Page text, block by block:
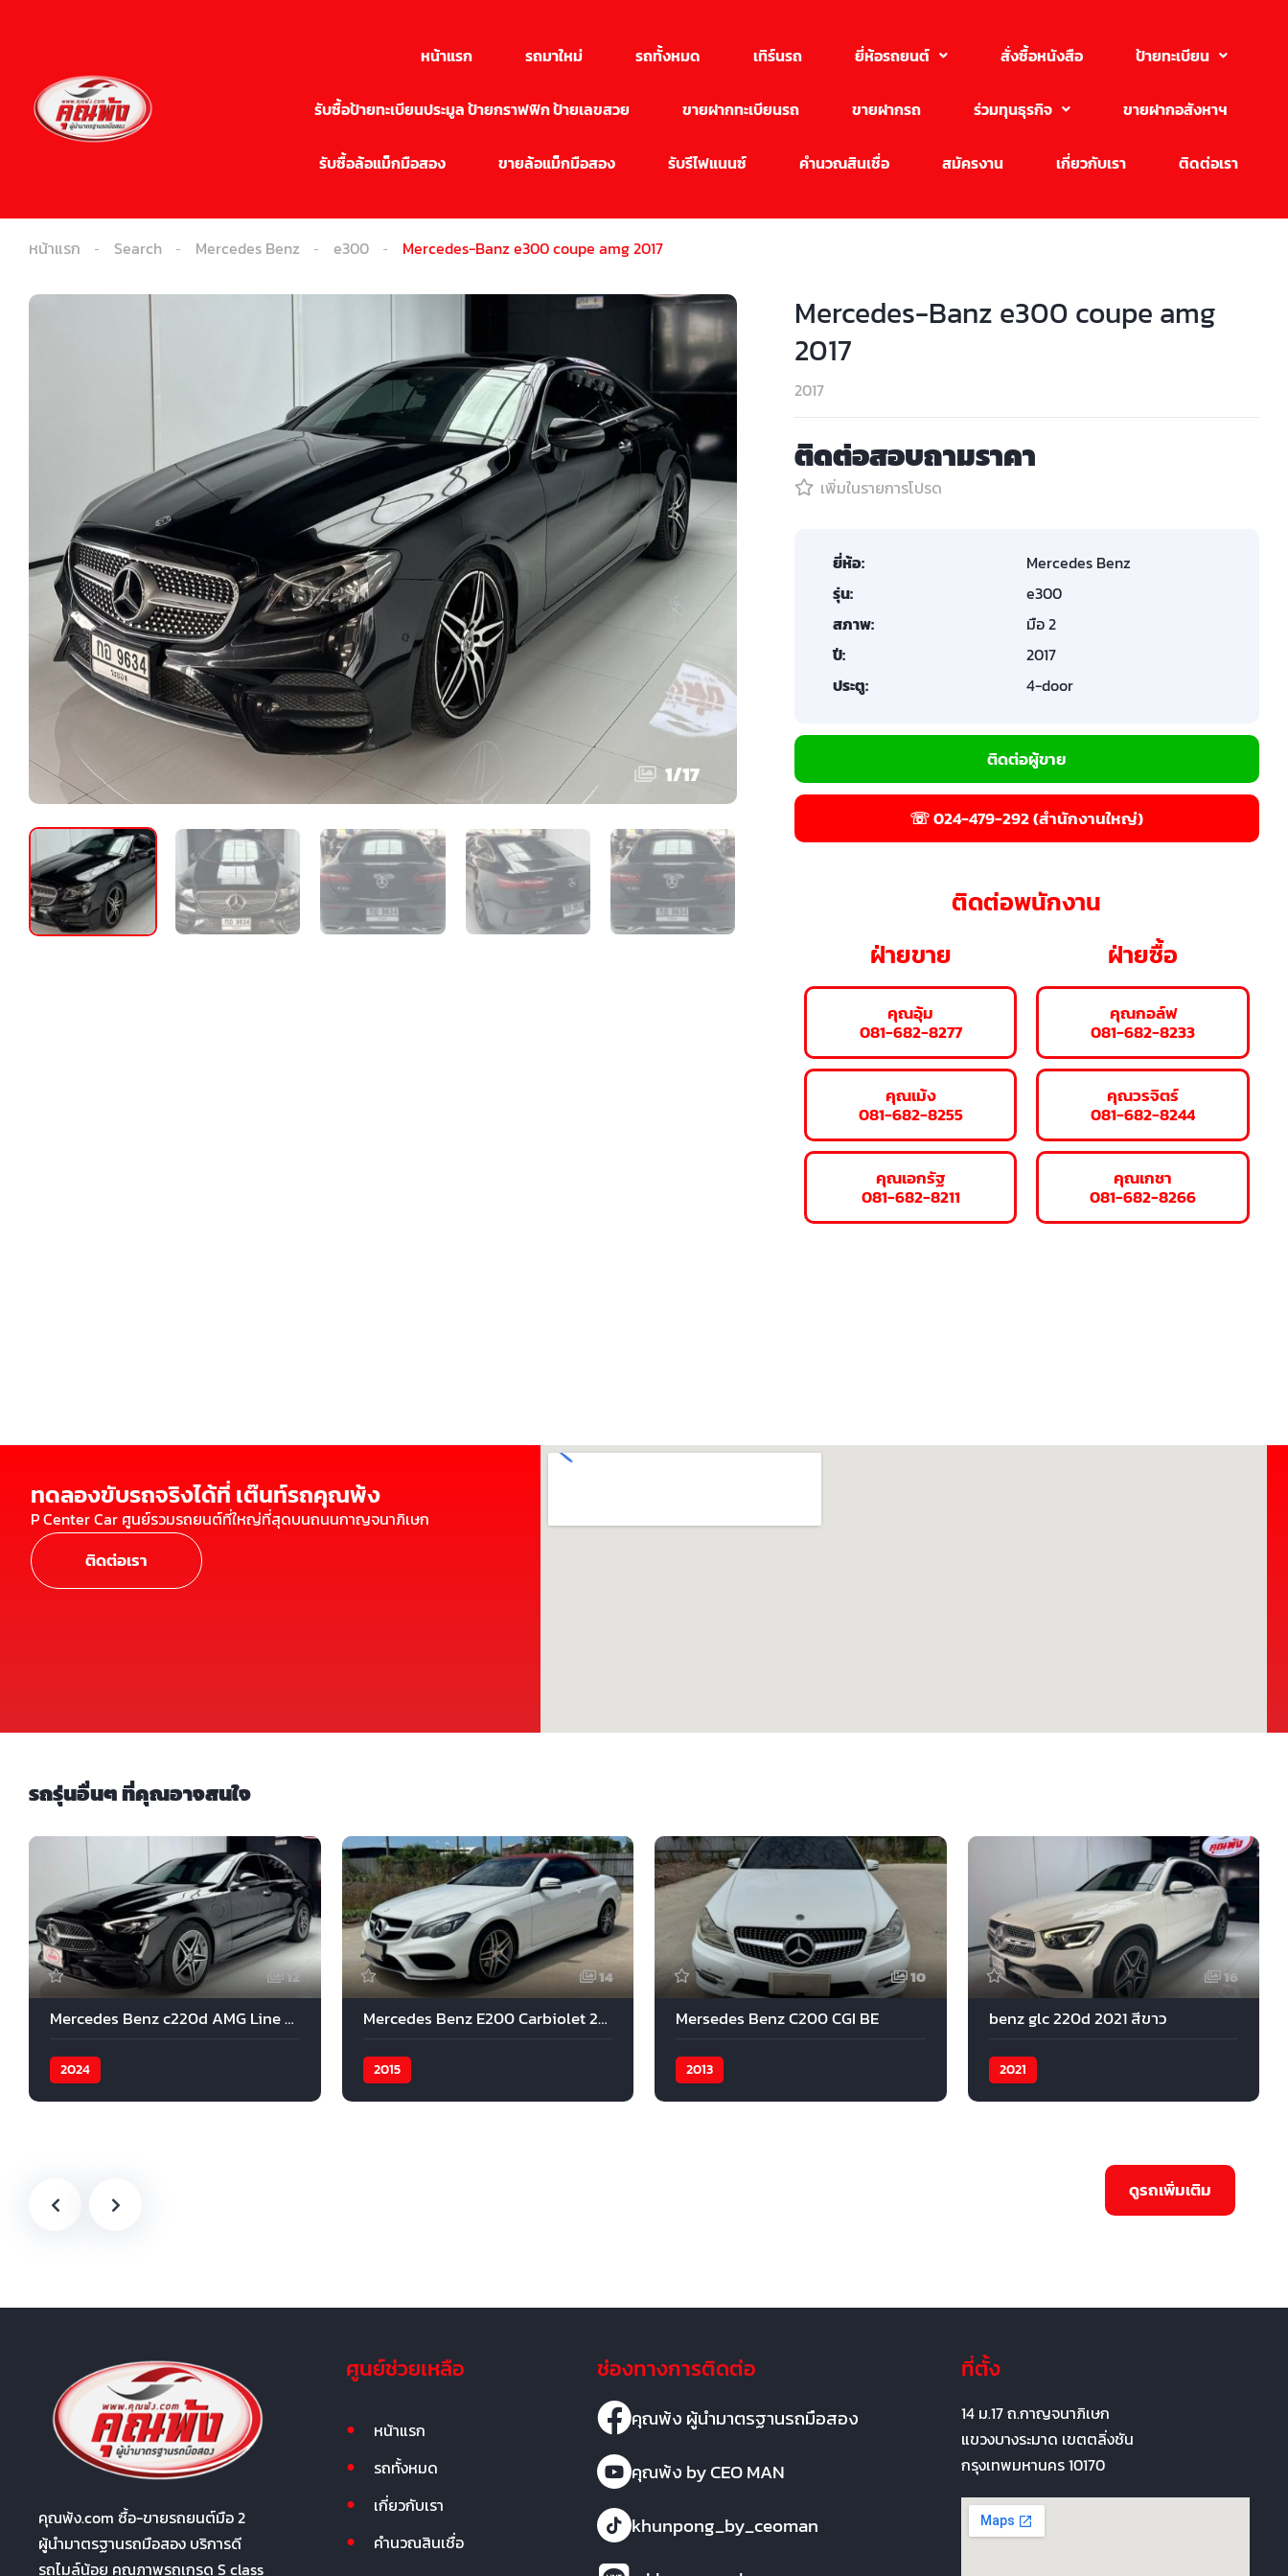
หน้าแรก รถมาใหม่ รถทั้งหมด เทิร์นรถ ยี่ห้อรถยนต์ สั่งซื้อหนังสือ ป้ายทะเบียน
รับซื้อป้ายทะเบียนประมูล ป้ายกราฟฟิก ป้ายเลขสวย ขายฝากทะเบียนรถ ขายฝากรถ ร่วมทุนธุรกิจ ขายฝากอสังหาฯ
รับซื้อล้อแม็กมือสอง ขายล้อแม็กมือสอง รับรีไฟแนนซ์ คำนวณสินเชื่อ สมัครงาน เกี่ยวกับเรา ติดต่อเรา
หน้าแรก Search Mercedes Benz e300 Mercedes-Banz e300 coupe amg 2017
1/17
Mercedes-Banz e300 coupe amg
2017
2017
ติดต่อสอบถามราคา
เพิ่มในรายการโปรด
ยี่ห้อ:
Mercedes Benz
รุ่น:
e300
สภาพ:
มือ 2
ปี:
2017
ประตู:
4-door
ติดต่อผู้ขาย
☏ 024-479-292 (สำนักงานใหญ่)
ติดต่อพนักงาน
ฝ่ายขาย
คุณอุ้ม
081-682-8277
คุณเม้ง
081-682-8255
คุณเอกรัฐ
081-682-8211
ฝ่ายซื้อ
คุณกอล์ฟ
081-682-8233
คุณวรจิตร์
081-682-8244
คุณเกชา
081-682-8266
ทดลองขับรถจริงได้ที่ เต๊นท์รถคุณพ้ง
P Center Car ศูนย์รวมรถยนต์ที่ใหญ่ที่สุดบนถนนกาญจนาภิเษก
ติดต่อเรา
รถรุ่นอื่นๆ ที่คุณอาจสนใจ
12
Mercedes Benz c220d AMG Line 2024
2024
14
Mercedes Benz E200 Carbiolet 2015
2015
10
Mersedes Benz C200 CGI BE
2013
16
benz glc 220d 2021 สีขาว
2021
คุณพ้ง.com ซื้อ-ขายรถยนต์มือ 2
ผู้นำมาตรฐานรถมือสอง บริการดี
รถไมล์น้อย คุณภาพรถเกรด S class
ศูนย์ช่วยเหลือ
หน้าแรก
รถทั้งหมด
เกี่ยวกับเรา
คำนวณสินเชื่อ
ช่องทางการติดต่อ
คุณพ้ง ผู้นำมาตรฐานรถมือสอง
คุณพ้ง by CEO MAN
khunpong_by_ceoman
ที่ตั้ง
14 ม.17 ถ.กาญจนาภิเษก
แขวงบางระมาด เขตตลิ่งชัน
กรุงเทพมหานคร 10170